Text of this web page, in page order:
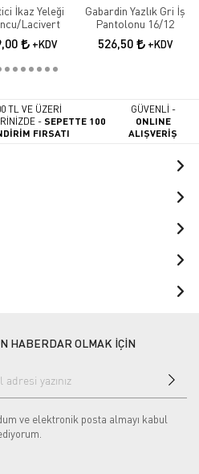
İkaz Yeleği
Lacivert
+KDV
Gabardin Yazlık Gri İş
Pantolonu 16/12
526,50 +KDV
TL VE ÜZERİ
-SEPETTE 100
FIRSATI
GÜVENLİ -
ONLINE
ALIŞVERİŞ
HABERDAR OLMAK İÇİN
ve elektronik posta almayı kabul